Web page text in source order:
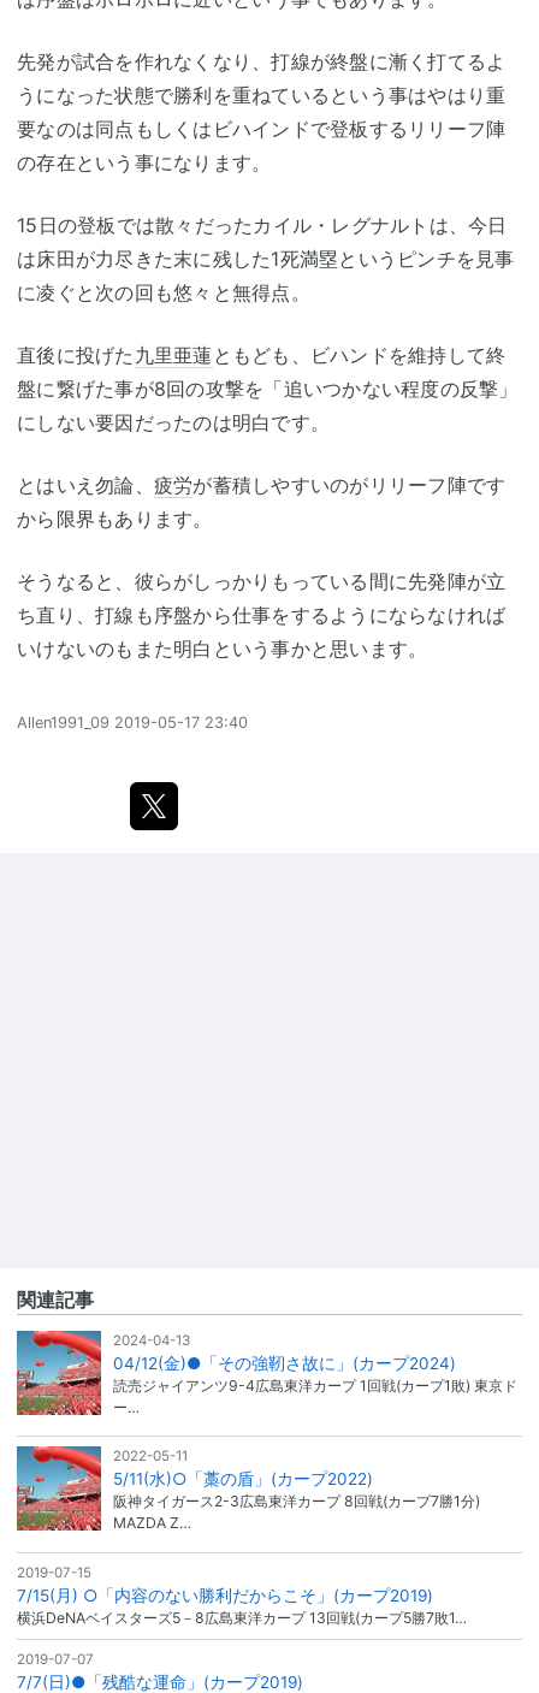
先発が試合を作れなくなり、打線が終盤に漸く打てるよ
うになった状態で勝利を重ねているという事はやはり重
要なのは同点もしくはビハインドで登板するリリーフ陣
の存在という事になります。
15日の登板では散々だったカイル・レグナルトは、今日
は床田が力尽きた末に残した1死満塁というピンチを見事
に凌ぐと次の回も悠々と無得点。
直後に投げた 九里亜蓮ともども、ビハンドを維持して終
盤に繋げた事が8回の攻撃を「追いつかない程度の反撃」
にしない要因だったのは明白です。
とはいえ勿論、 疲労が蓄積しやすいのがリリーフ陣です
から限界もあります。
そうなると、彼らがしっかりもっている間に先発陣が立
ち直り、打線も序盤から仕事をするようにならなければ
いけないのもまた明白という事かと思います。
Allen1991_09 2019-05-17 23:40
関連記事
2024-04-13
04/12(金)●「その強靭さ故に」(カープ2024)
読売ジャイアンツ9-4広島東洋カープ 1回戦(カープ1敗) 東京ド
ー…
2022-05-11
5/11(水)○「藁の盾」(カープ2022)
阪神タイガース2-3広島東洋カープ 8回戦(カープ7勝1分)
MAZDA Z…
2019-07-15
7/15(月) ○「内容のない勝利だからこそ」(カープ2019)
横浜DeNAベイスターズ5－8広島東洋カープ 13回戦(カープ5勝7敗1…
2019-07-07
7/7(日)●「残酷な運命」(カープ2019)